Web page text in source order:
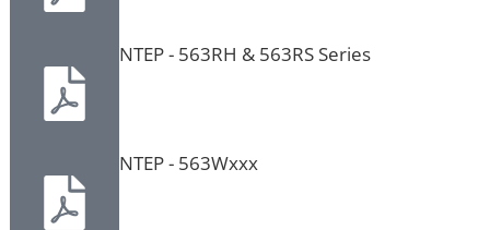
NTEP - 563RH & 563RS Series
NTEP - 563Wxxx